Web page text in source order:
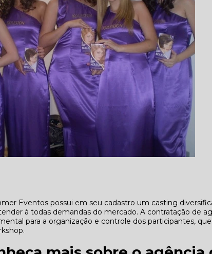
Eventos possui em seu cadastro um casting
à todas demandas do mercado. A contratação de
para a organização e controle dos participantes,